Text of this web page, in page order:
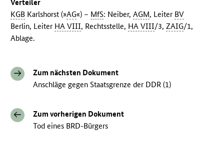
Verteiler
KGB Karlshorst (»AG«) – MfS: Neiber,AGM, Leiter BV
Berlin, Leiter HA VIII, Rechtsstelle, HA VIII/3,ZAIG/1,
Ablage.
Zum nächsten Dokument
Anschläge gegen Staatsgrenze der DDR (1)
Zum vorherigen Dokument
Tod eines BRD-Bürgers